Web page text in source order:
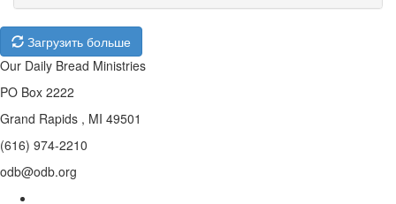
Загрузить больше
Our Daily Bread Ministries
PO Box 2222
Grand Rapids , MI 49501
(616) 974-2210
odb@odb.org